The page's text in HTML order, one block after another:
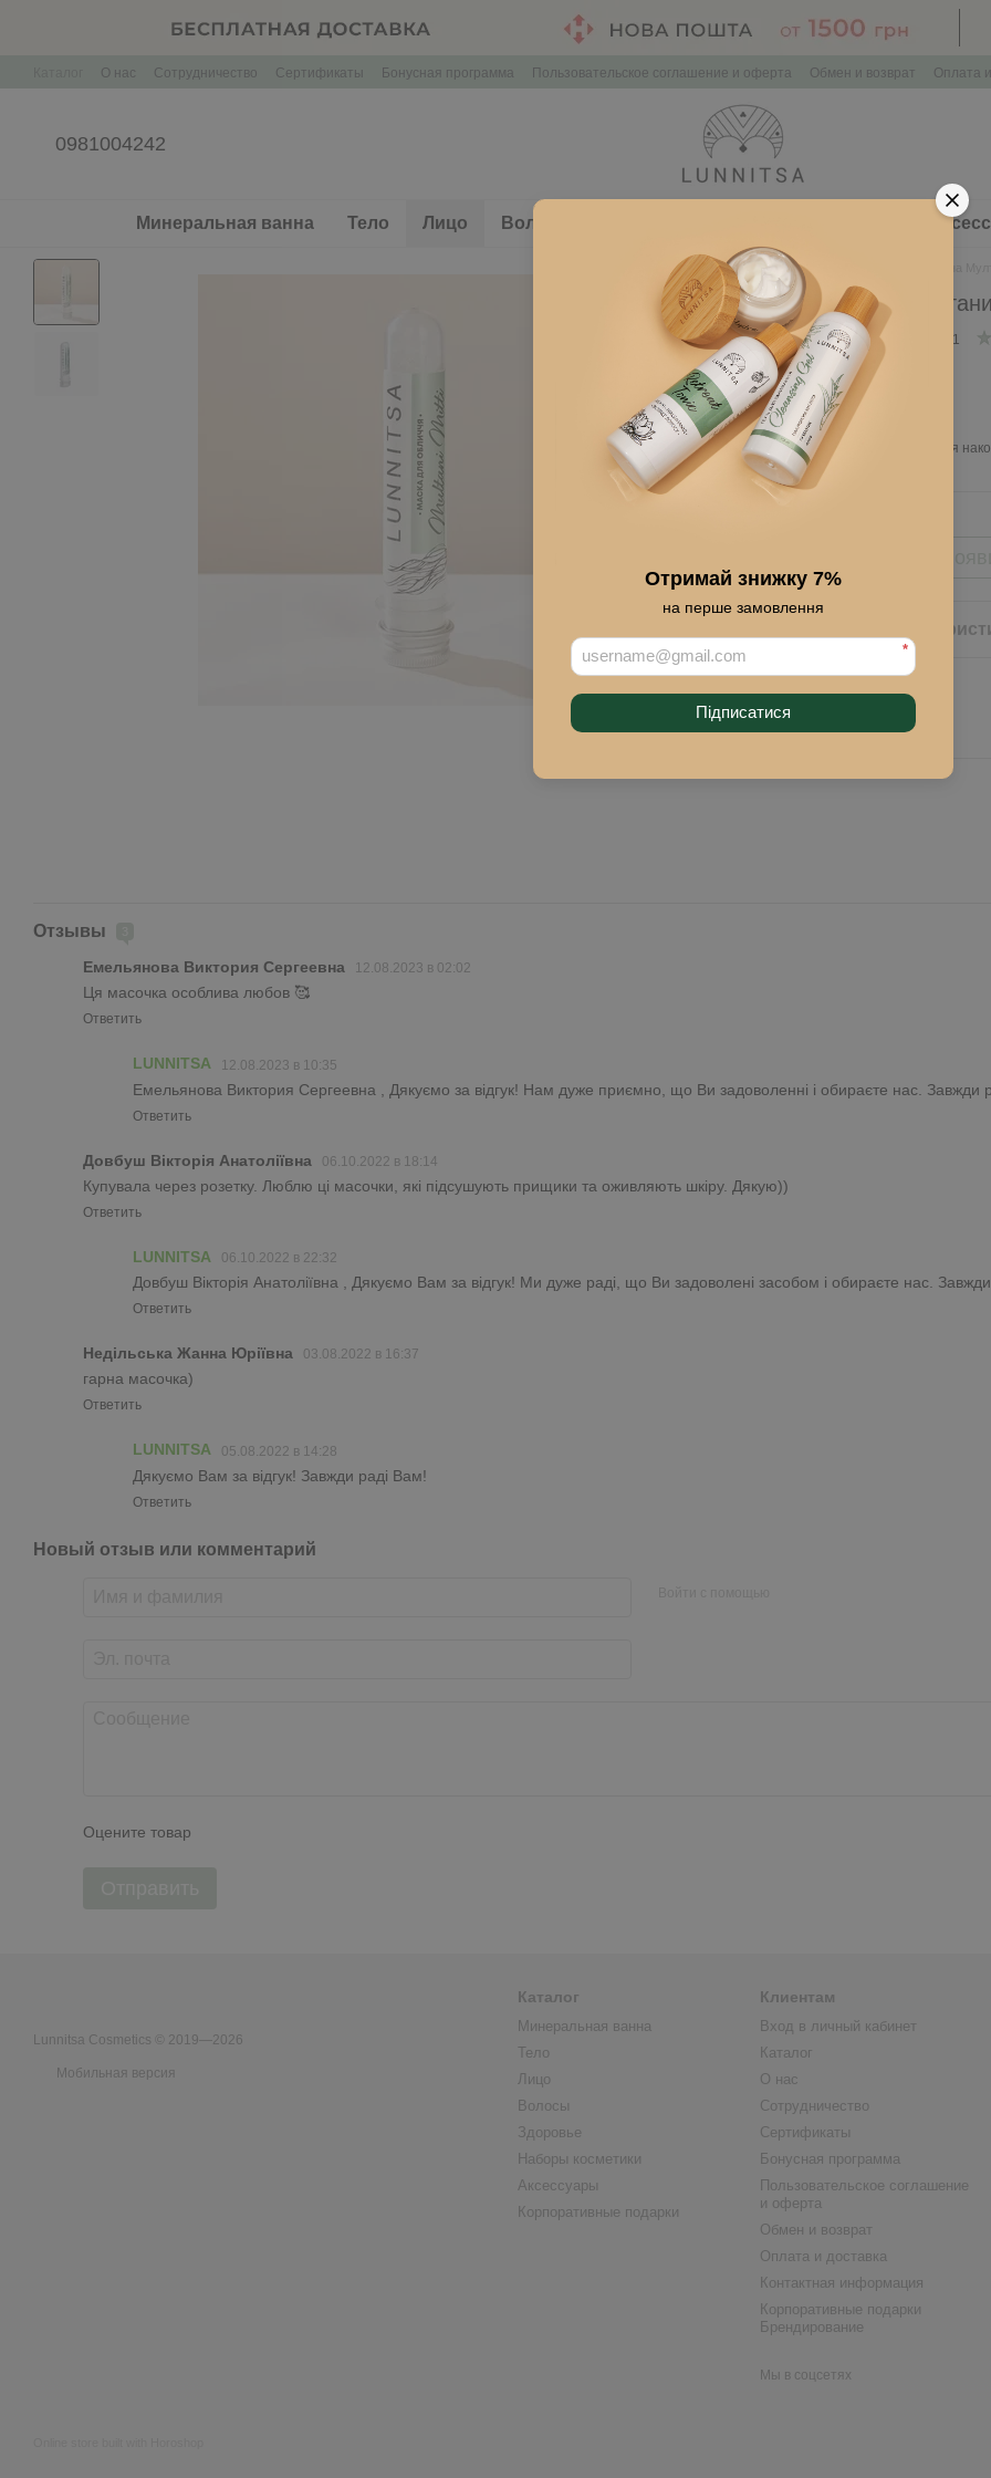
Отримай знижку 7%
на перше замовлення
*
Підписатися
О нас Сотрудничество Сертификаты Бонусная программа Пользовательское соглашение и оферта Обмен и возврат
Оплата
0981004242
Минеральная ванна Тело Лицо Волосы
Главная
Маска Глина
Нет в наличии Артикул: L011
225 грн
% Войти для отображения
Отзывы
Емельянова Виктория Сергеевна 12.08.2023 в 02:02
Ця масочка особлива любов 🥰
Ответить
LUNNITSA 12.08.2023 в 10:35
Емельянова Виктория Сергеевна , Дякуємо за відгук! Нам дуже приємно, що Ви задоволенні і обираєте нас. Завжди
Ответить
Довбуш Вікторія Анатоліївна 06.10.2022 в 18:14
Купувала через розетку. Люблю ці масочки, які підсушують прищики та оживляють шкіру. Дякую))
Ответить
LUNNITSA 06.10.2022 в 22:32
Довбуш Вікторія Анатоліївна , Дякуємо Вам за відгук! Ми дуже раді, що Ви задоволені засобом і обираєте нас.
Ответить
Недільська Жанна Юріївна 03.08.2022 в 16:37
гарна масочка)
Ответить
LUNNITSA 05.08.2022 в 14:28
Дякуємо Вам за відгук! Завжди раді Вам!
Ответить
Новый отзыв или комментарий
Оцените товар
Lunnitsa Cosmetics © 2019—2026
Мобильная версия
Каталог
Минеральная ванна
Тело
Лицо
Волосы
Здоровье
Наборы косметики
Аксессуары
Корпоративные подарки
Клиентам
Вход в личный кабинет
Каталог
О нас
Сотрудничество
Сертификаты
Бонусная программа
Пользовательское соглашение
и оферта
Обмен и возврат
Оплата и доставка
Контактная информация
Корпоративные подарки
Брендирование
Мы в соцсетях